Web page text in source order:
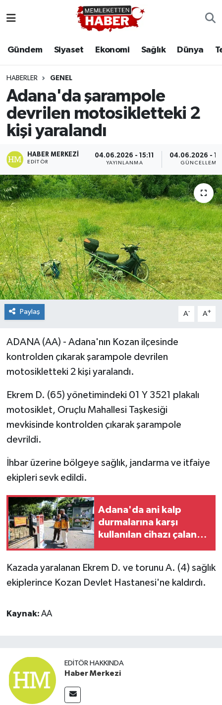
Gündem Siyaset Ekonomi Sağlık Dünya
HABERLER GENEL
Adana'da şarampole
devrilen motosikletteki 2
kişi yaralandı
HABER MERKEZI
EDITÖR
04.06.2026 - 15:11
YAYINLANMA
04.06.2026 -
GÜNCELLEME
Paylaş A- A+
ADANA (AA) - Adana'nın Kozan ilçesinde
kontrolden çıkarak şarampole devrilen
motosikletteki 2 kişi yaralandı.
Ekrem D. (65) yönetimindeki 01 Y 3521 plakalı
motosiklet, Oruçlu Mahallesi Taşkesiği
mevkisinde kontrolden çıkarak şarampole
devrildi.
İhbar üzerine bölgeye sağlık, jandarma ve itfaiye
ekipleri sevk edildi.
Adana'da ani kalp
durmalarına karşı
kullanılan cihazı çalan
Kazada yaralanan Ekrem D. ve torunu A. (4) sağlık
ekiplerince Kozan Devlet Hastanesi'ne kaldırdı.
Kaynak: AA
EDITÖR HAKKINDA
Haber Merkezi